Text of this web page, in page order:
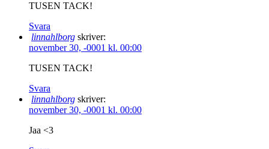
TUSEN TACK!
Svara
linnahlborg skriver:
november 30, -0001 kl. 00:00
TUSEN TACK!
Svara
linnahlborg skriver:
november 30, -0001 kl. 00:00
Jaa <3